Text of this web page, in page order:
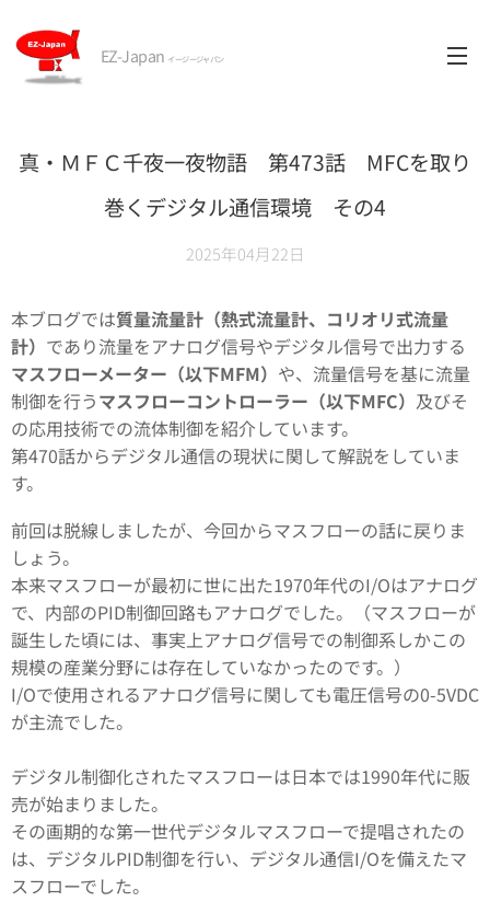
EZ-Japan イージージャパン
真・ＭＦＣ千夜一夜物語 第473話 MFCを取り
巻くデジタル通信環境 その4
2025年04月22日
本ブログでは質量流量計（熱式流量計、コリオリ式流量
計） であり流量をアナログ信号やデジタル信号で出力する
マスフローメーター（以下MFM） や、流量信号を基に流量
制御を行うマスフローコントローラー（以下MFC） 及びそ
の応用技術での流体制御を紹介しています。
第470話からデジタル通信の現状に関して解説をしていま
す。
前回は脱線しましたが、今回からマスフローの話に戻りま
しょう。
本来マスフローが最初に世に出た1970年代のI/Oはアナログ
で、内部のPID制御回路もアナログでした。（マスフローが
誕生した頃には、事実上アナログ信号での制御系しかこの
規模の産業分野には存在していなかったのです。）
I/Oで使用されるアナログ信号に関しても電圧信号の0-5VDC
が主流でした。
デジタル制御化されたマスフローは日本では1990年代に販
売が始まりました。
その画期的な第一世代デジタルマスフローで提唱されたの
は、デジタルPID制御を行い、デジタル通信I/Oを備えたマ
スフローでした。